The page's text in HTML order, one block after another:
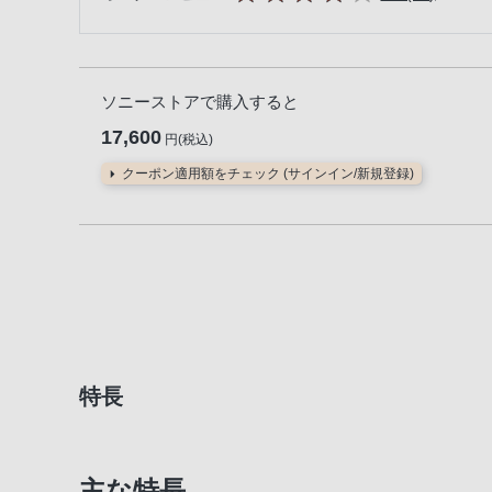
ソニーストアで購入すると
17,600 円(税込)
クーポン適用額をチェック (サインイン/新規登録)
特長